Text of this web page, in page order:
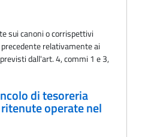
sui canoni o corrispettivi
relativamente ai
dall'art. 4, commi 1 e 3,
di tesoreria
operate nel